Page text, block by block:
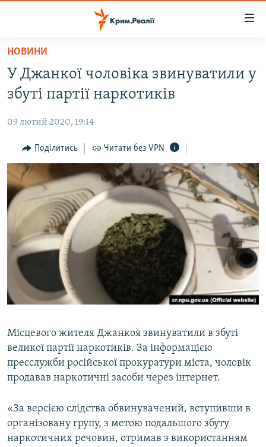
Перейти
основного
матеріалу
Перейти
до
навігації
Перейти
до
пошуку
ВОДА.КРИМ
ВІДЕО ТА ФОТО
ПОЛІТИКА
БЛОГИ
ПОГЛЯД
ІНТЕРВ'Ю
ВСЕ ЗА ДЕНЬ
СПЕЦПРОЕКТИ
ДЕПОРТАЦІЯ
ВІДЕОУРОКИ «ELIFBE»
СВІДЧЕННЯ ОКУПАЦІЇ
ЯК ОБІЙТИ БЛОКУВАННЯ
Русский
Qırımtatar
ДОЛУЧАЙСЯ!
НОВИНИ
У Джанкої чоловіка звинуватили у
збуті партії наркотиків
09 лютий 2020, 19:14
Поділитись Читати без VPN
Місцевого жителя Джанкоя звинуватили в збуті
великої партії наркотиків. За інформацією
пресслужби російської прокуратури міста, чоловік
продавав наркотичні засоби через інтернет.
«За версією слідства обвинувачений, вступивши в
організовану групу, з метою подальшого збуту
наркотичних речовин, отримав з використанням